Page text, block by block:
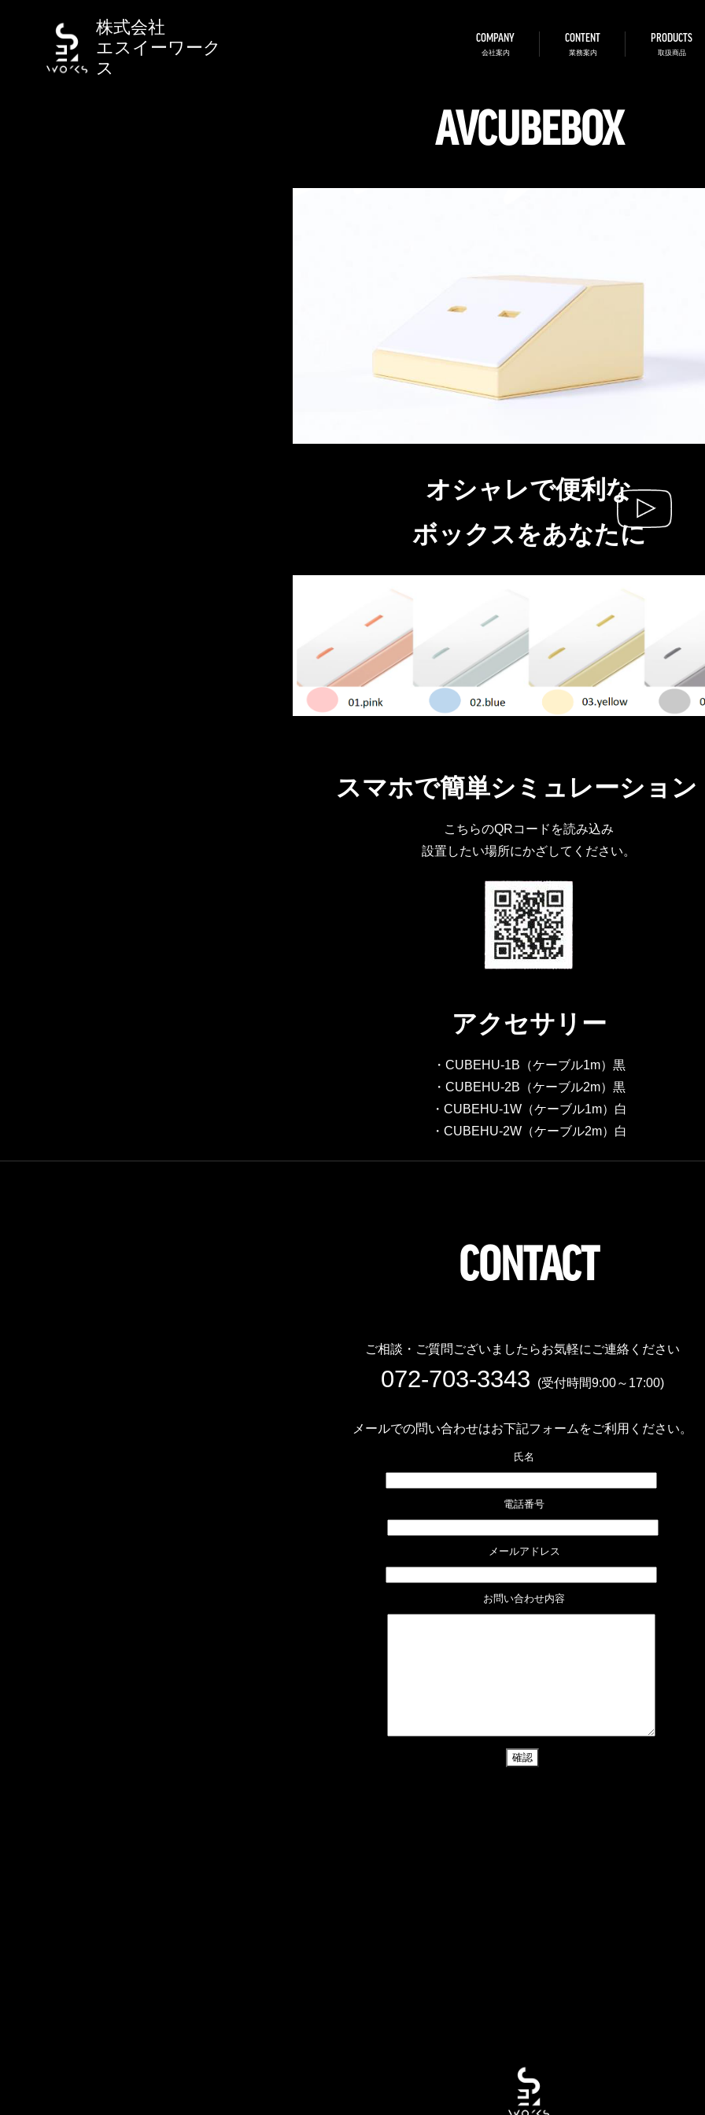
株式会社
エスイーワーク
ス
COMPANY
会社案内
CONTENT
業務案内
PRODUCTS
取扱商品
AVCUBEBOX
オシャレで便利な
ボックスをあなたに
スマホで簡単シミュレーション
こちらのQRコードを読み込み
設置したい場所にかざしてください。
アクセサリー
・CUBEHU-1B（ケーブル1m）黒
・CUBEHU-2B（ケーブル2m）黒
・CUBEHU-1W（ケーブル1m）白
・CUBEHU-2W（ケーブル2m）白
CONTACT
ご相談・ご質問ございましたらお気軽にご連絡ください
072-703-3343 (受付時間9:00～17:00)
メールでの問い合わせはお下記フォームをご利用ください。
氏名
電話番号
メールアドレス
お問い合わせ内容